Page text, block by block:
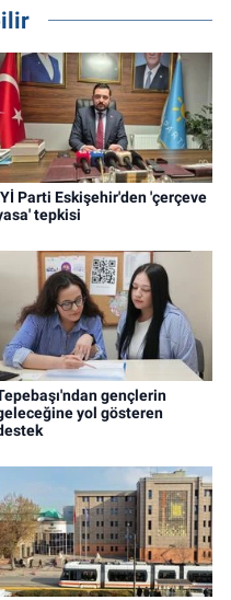
Parti Eskişehir'den 'çerçeve
tepkisi
gençlerin
yol gösteren